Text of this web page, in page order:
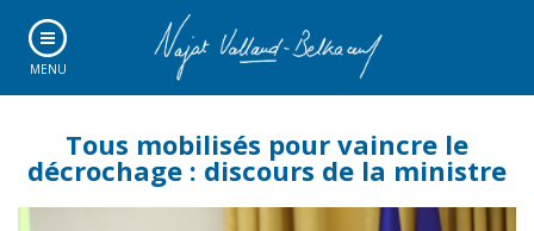
MENU
Tous mobilisés pour vaincre le
décrochage : discours de la ministre